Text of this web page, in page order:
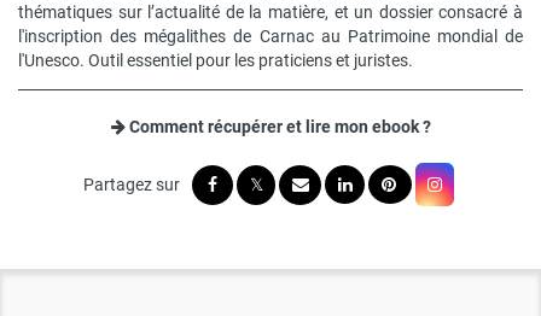
thématiques sur l’actualité de la matière, et un dossier consacré à
l'inscription des mégalithes de Carnac au Patrimoine mondial de
l'Unesco. Outil essentiel pour les praticiens et juristes.
Comment récupérer et lire mon ebook ?